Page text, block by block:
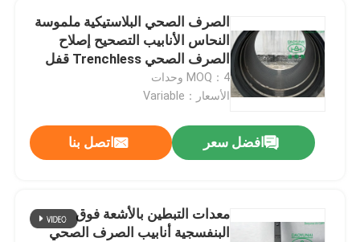
منتجات
معلومات عنا
جولة في المعمل
اتصل بنا
الصرف الصحي البلاستيكية ملموسة
النحاس الأنابيب التصحيح إصلاح
الصرف الصحي Trenchless قفل
سريع
MOQ：4 وحدات
الأسعار：Variable
افضل سعر اتصل بنا
معدات التبطين بالأشعة فوق
البنفسجية أنابيب الصرف الصحي